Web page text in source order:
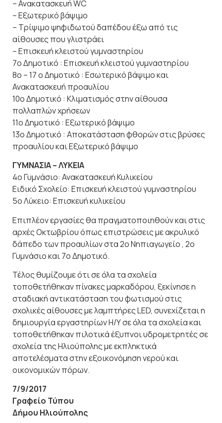
– Ανακατασκευή WC
– Εξωτερικό βάψιμο
– Τρίψιμο ψηφιδωτού δαπέδου έξω από τις
αίθουσες που γλιστράει
– Επισκευή κλειστού γυμναστηρίου
7ο Δημοτικό : Επισκευή κλειστού γυμναστηρίου
8ο – 17 ο Δημοτικό : Εσωτερικό βάψιμο και
Ανακατασκευή προαυλίου
10ο Δημοτικό : Κλιματισμός στην αίθουσα
πολλαπλών χρήσεων
11ο Δημοτικό : Εξωτερικό βάψιμο
13ο Δημοτικό : Αποκατάσταση φθορών στις βρύσες
προαυλίου και Εξωτερικό βάψιμο
ΓΥΜΝΑΣΙΑ – ΛΥΚΕΙΑ
4ο Γυμνάσιο: Ανακατασκευή Κυλικείου
Ειδικό Σχολείο: Επισκευή κλειστού γυμναστηρίου
5ο Λύκειο: Επισκευή κυλικείου
Επιπλέον εργασίες θα πραγματοποιηθούν και στις
αρχές Οκτωβρίου όπως επιστρώσεις με ακρυλικό
δάπεδο των προαυλίων στα 2ο Νηπιαγωγείο , 2ο
Γυμνάσιο και 7ο Δημοτικό.
Τέλος θυμίζουμε ότι σε όλα τα σχολεία
τοποθετήθηκαν πίνακες μαρκαδόρου, ξεκίνησε η
σταδιακή αντικατάσταση του φωτισμού στις
σχολικές αίθουσες με λαμπτήρες LED, συνεχίζεται η
δημιουργία εργαστηρίων Η/Υ σε όλα τα σχολεία και
τοποθετήθηκαν πιλοτικά έξυπνοι υδρομετρητές σε
σχολεία της Ηλιούπολης με εκπληκτικά
αποτελέσματα στην εξοικονόμηση νερού και
οικονομικών πόρων.
7/9/2017
Γραφείο Τύπου
Δήμου Ηλιούπολης